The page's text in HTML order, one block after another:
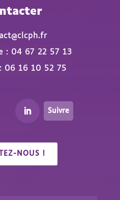
: 04 67 22 57 13
06 16 10 52 75
Suivre
NOUS !